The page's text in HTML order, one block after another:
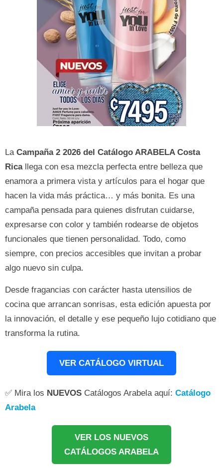
La Campaña 2 2026 del Catálogo ARABELA Costa
Ricallega con esa mezcla perfecta entre belleza que
enamora a primera vista y artículos para el hogar que
hacen la vida más práctica… y más bonita. Es una
campaña pensada para quienes disfrutan cuidarse,
expresarse con color y también rodearse de objetos
funcionales que tienen personalidad. Todo, como
siempre, con precios accesibles que invitan a probar
algo nuevo sin culpa.
Desde fragancias con carácter hasta utensilios de
cocina que arrancan sonrisas, esta edición apuesta por
la innovación, el detalle y ese pequeño lujo cotidiano que
transforma la rutina.
VER CATÁLOGO VIRTUAL
✅ Mira los NUEVOS Catálogos Arabela aquí: Catálogo
Arabela
VER LOS NUEVOS
CATÁLOGOS ARABELA